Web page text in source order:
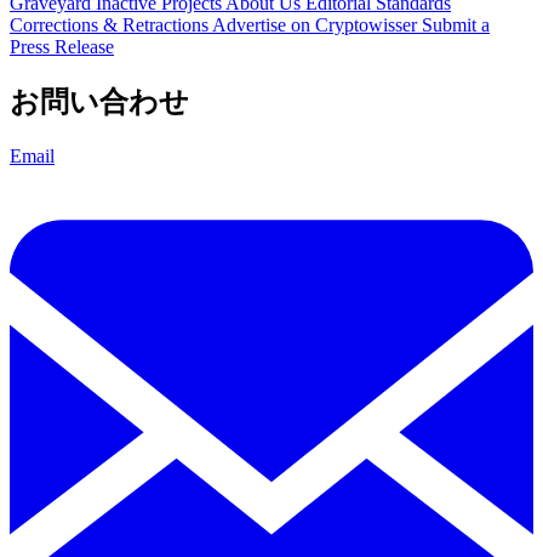
Corrections & Retractions Advertise on Cryptowisser Submit a
Press Release
お問い合わせ
Email